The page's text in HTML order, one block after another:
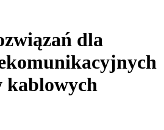
dla
kablowych